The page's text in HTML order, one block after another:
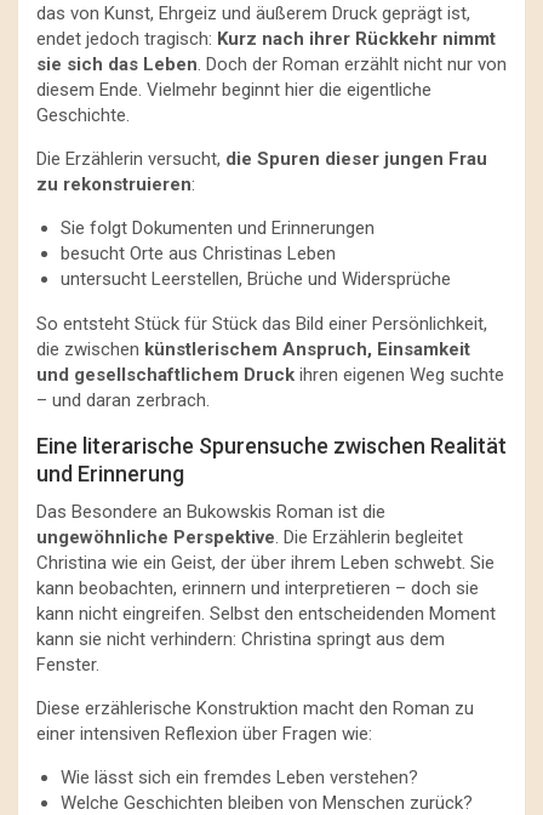
das von Kunst, Ehrgeiz und äußerem Druck geprägt ist,
endet jedoch tragisch: Kurz nach ihrer Rückkehr nimmt
sie sich das Leben. Doch der Roman erzählt nicht nur von
diesem Ende. Vielmehr beginnt hier die eigentliche
Geschichte.
Die Erzählerin versucht, die Spuren dieser jungen Frau
zu rekonstruieren:
Sie folgt Dokumenten und Erinnerungen
besucht Orte aus Christinas Leben
untersucht Leerstellen, Brüche und Widersprüche
So entsteht Stück für Stück das Bild einer Persönlichkeit,
die zwischen künstlerischem Anspruch, Einsamkeit
und gesellschaftlichem Druck ihren eigenen Weg suchte
– und daran zerbrach.
Eine literarische Spurensuche zwischen Realität
und Erinnerung
Das Besondere an Bukowskis Roman ist die
ungewöhnliche Perspektive. Die Erzählerin begleitet
Christina wie ein Geist, der über ihrem Leben schwebt. Sie
kann beobachten, erinnern und interpretieren – doch sie
kann nicht eingreifen. Selbst den entscheidenden Moment
kann sie nicht verhindern: Christina springt aus dem
Fenster.
Diese erzählerische Konstruktion macht den Roman zu
einer intensiven Reflexion über Fragen wie:
Wie lässt sich ein fremdes Leben verstehen?
Welche Geschichten bleiben von Menschen zurück?